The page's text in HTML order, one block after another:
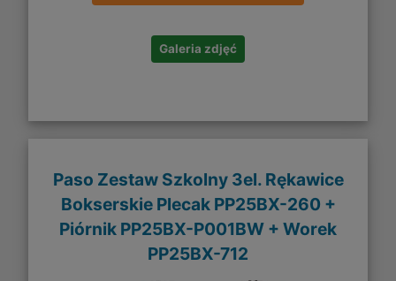
Galeria zdjęć
Paso Zestaw Szkolny 3el. Rękawice
Bokserskie Plecak PP25BX-260 +
Piórnik PP25BX-P001BW + Worek
PP25BX-712